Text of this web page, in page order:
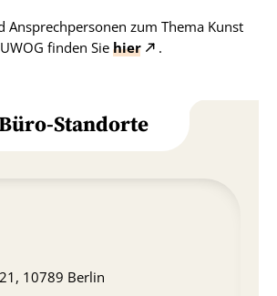
Ansprechpersonen zum Thema Kunst
finden Sie hier .
Standorte
10789 Berlin